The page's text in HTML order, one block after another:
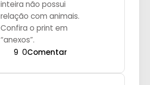
inteira não possui
relação com animais.
Confira o print em
“anexos”.
9 0Comentar